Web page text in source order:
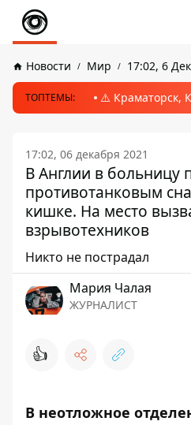
Новости Мир 17:02, 6
ТОПТЕМЫ: ⚠️ Краматорск,
17:02, 06 декабря 2021
В Англии в
противотанковым
кишке. На место
взрывотехников
Никто не пострадал
Мария Чалая
ЖУРНАЛИСТ
👍
В неотложное